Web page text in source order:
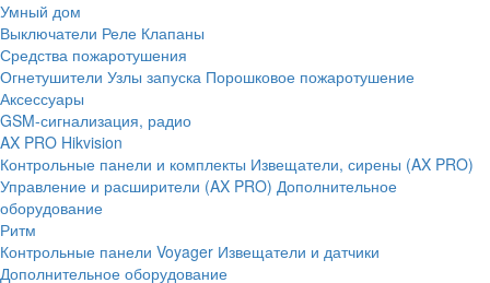
Умный дом
Выключатели Реле Клапаны
Средства пожаротушения
Огнетушители Узлы запуска Порошковое пожаротушение
Аксессуары
GSM-сигнализация, радио
AX PRO Hikvision
Контрольные панели и комплекты Извещатели, сирены (AX PRO)
Управление и расширители (AX PRO) Дополнительное
оборудование
Ритм
Контрольные панели Voyager Извещатели и датчики
Дополнительное оборудование